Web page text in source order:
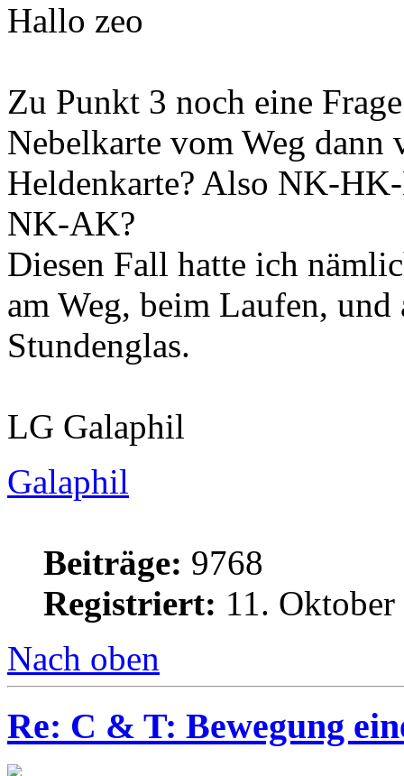
Hallo zeo
Zu Punkt 3 noch eine
Nebelkarte vom Weg dann
Heldenkarte? Also NK-
NK-AK?
Diesen Fall hatte ich
am Weg, beim Laufen,
Stundenglas.
LG Galaphil
Galaphil
Beiträge: 9768
Registriert: 11.
Nach oben
Re: C & T: Bewegung